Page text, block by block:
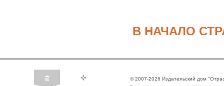
В НАЧАЛО
© 2007-2026 Издательский дом